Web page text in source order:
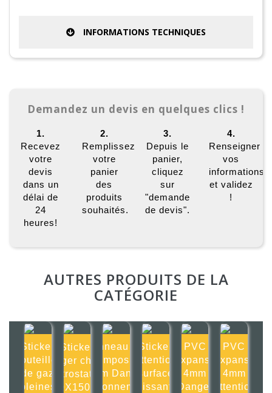
INFORMATIONS TECHNIQUES
Demandez un devis en quelques clics !
1.
Recevez
votre
devis
dans un
délai de
24
heures!
2.
Remplissez
votre
panier
des
produits
souhaités.
3.
Depuis le
panier,
cliquez
sur
"demande
de devis".
4.
Renseigner
vos
informations
et validez
!
AUTRES PRODUITS DE LA
CATÉGORIE
Sticker
Bouteilles
de gaz
pleines
Sticker
Danger charge
électrostatique
150X150mm
Panneau Alu
composite
2mm Danger
Rayonnement
Sticker
Attention
surface
glissante
PVC
Expansé
4mm
Danger
PVC
Expansé
4mm
Attention